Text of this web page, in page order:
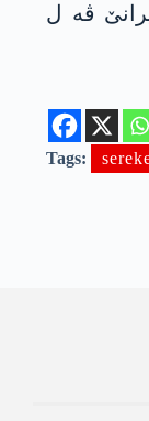
سەر ب ئیرانێ ڤە ل
Tags: